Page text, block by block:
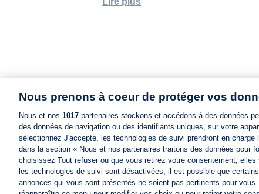
Nous prenons à coeur de protéger vos
Nous et nos 1017 partenaires stockons et accédons à des données
des données de navigation ou des identifiants uniques, sur votre
sélectionnez J'accepte, les technologies de suivi prendront en charge
dans la section « Nous et nos partenaires traitons des données pour
choisissez Tout refuser ou que vous retirez votre consentement,
les technologies de suivi sont désactivées, il est possible que
annonces qui vous sont présentés ne soient pas pertinents pour